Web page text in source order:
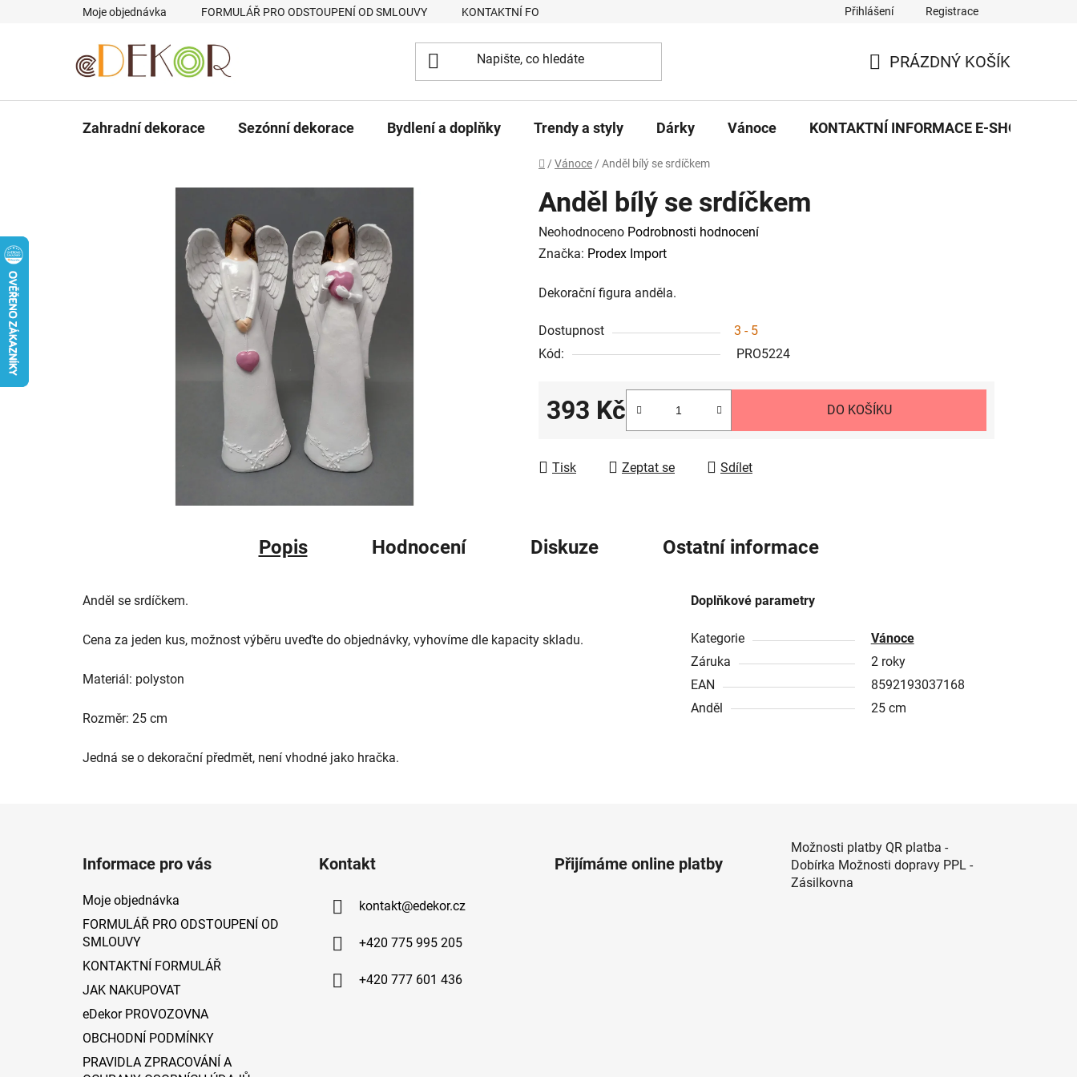
Moje objednávka FORMULÁŘ PRO ODSTOUPENÍ OD SMLOUVY KONTAKTNÍ FORMULÁŘ eDekor PROVOZOVNA OBCHODNÍ PODMÍNKY
Přihlášení Registrace
KOŠÍK
PRÁZDNÝ KOŠÍK
Zahradní dekorace Sezónní dekorace Bydlení a doplňky Trendy a styly Dárky Vánoce KONTAKTNÍ INFORMACE E-SHOPU
Domů
/ Vánoce / Anděl bílý se srdíčkem
Anděl bílý se srdíčkem
Průměrné
hodnocení
je
z
5
Neohodnoceno Podrobnosti hodnocení
Značka: Prodex Import
Dekorační figura anděla.
Dostupnost
3 - 5
Kód:
PRO5224
393 Kč DO KOŠÍKU
Tisk Zeptat se Sdílet
Popis Hodnocení Diskuze Ostatní informace
Anděl se srdíčkem.
Cena za jeden kus, možnost výběru uveďte do objednávky, vyhovíme dle kapacity skladu.
Materiál: polyston
Rozměr: 25 cm
Jedná se o dekorační předmět, není vhodné jako hračka.
Doplňkové parametry
Kategorie
Vánoce
Záruka
2 roky
EAN
8592193037168
Anděl
25 cm
Informace pro vás
Moje objednávka
FORMULÁŘ PRO ODSTOUPENÍ OD
SMLOUVY
KONTAKTNÍ FORMULÁŘ
JAK NAKUPOVAT
eDekor PROVOZOVNA
OBCHODNÍ PODMÍNKY
PRAVIDLA ZPRACOVÁNÍ A
Kontakt
kontakt@edekor.cz
+420 775 995 205
+420 777 601 436
Přijímáme online platby
Možnosti platby QR platba -
Dobírka Možnosti dopravy PPL -
Zásilkovna